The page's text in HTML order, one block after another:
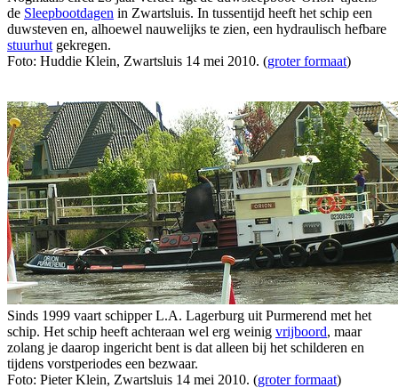
de Sleepbootdagen in Zwartsluis. In tussentijd heeft het schip een
duwsteven en, alhoewel nauwelijks te zien, een hydraulisch hefbare
stuurhut gekregen.
Foto: Huddie Klein, Zwartsluis 14 mei 2010. (groter formaat)
Sinds 1999 vaart schipper L.A. Lagerburg uit Purmerend met het
schip. Het schip heeft achteraan wel erg weinig vrijboord, maar
zolang je daarop ingericht bent is dat alleen bij het schilderen en
tijdens vorstperiodes een bezwaar.
Foto: Pieter Klein, Zwartsluis 14 mei 2010. (groter formaat)